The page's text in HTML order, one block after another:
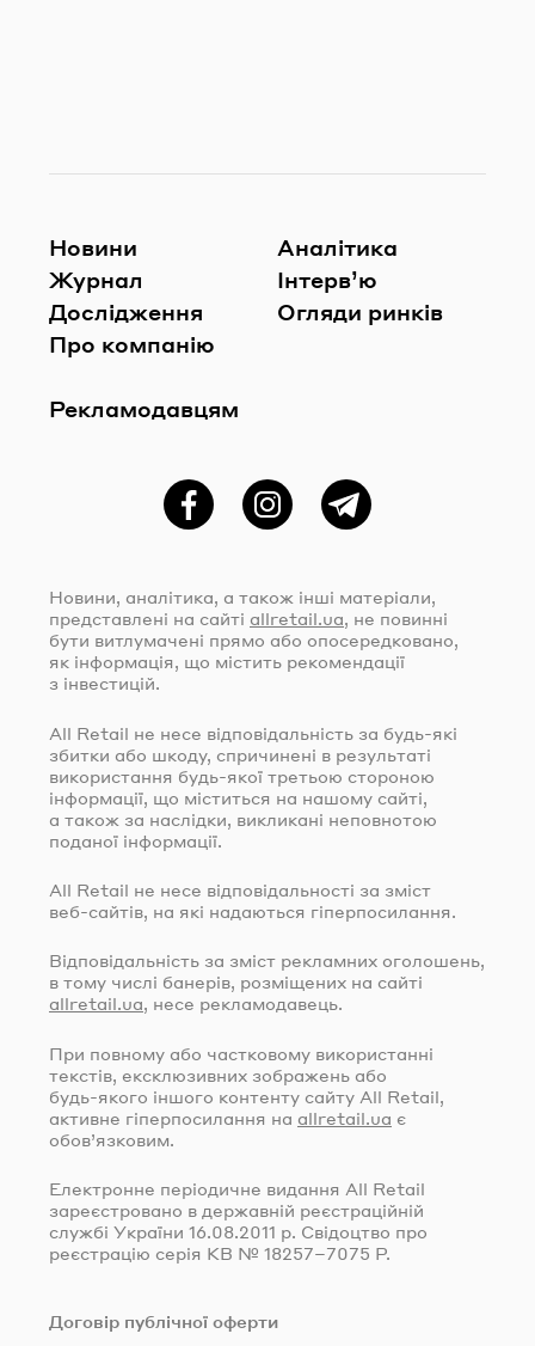
Новини
Журнал
Дослідження
Про компанію
Рекламодавцям
Аналітика
Інтерв’ю
Огляди ринків
ФейсбукInstagramTelegram
Новини, аналітика, а також інші матеріали,
представлені на сайті allretail.ua, не повинні
бути витлумачені прямо або опосередковано,
як інформація, що містить рекомендації
з інвестицій.
All Retail не несе відповідальність за будь-які
збитки або шкоду, спричинені в результаті
використання будь-якої третьою стороною
інформації, що міститься на нашому сайті,
а також за наслідки, викликані неповнотою
поданої інформації.
All Retail не несе відповідальності за зміст
веб-сайтів, на які надаються гіперпосилання.
Відповідальність за зміст рекламних оголошень,
в тому числі банерів, розміщених на сайті
allretail.ua, несе рекламодавець.
При повному або частковому використанні
текстів, ексклюзивних зображень або
будь-якого іншого контенту сайту All Retail,
активне гіперпосилання на allretail.ua є
обов’язковим.
Електронне періодичне видання All Retail
зареєстровано в державній реєстраційній
службі України 16.08.2011 р. Свідоцтво про
реєстрацію серія КВ № 18257–7075 Р.
Договір публічної оферти